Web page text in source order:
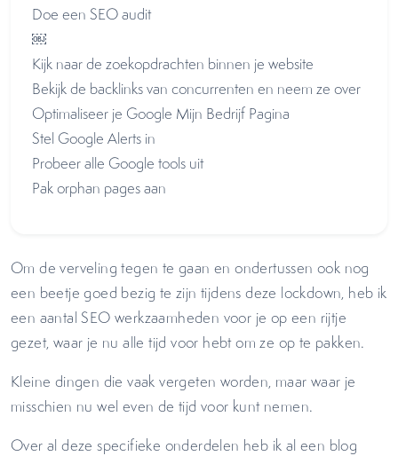
Doe een SEO audit
￼
Kijk naar de zoekopdrachten binnen je website
Bekijk de backlinks van concurrenten en neem ze over
Optimaliseer je Google Mijn Bedrijf Pagina
Stel Google Alerts in
Probeer alle Google tools uit
Pak orphan pages aan
Om de verveling tegen te gaan en ondertussen ook nog
een beetje goed bezig te zijn tijdens deze lockdown, heb ik
een aantal SEO werkzaamheden voor je op een rijtje
gezet, waar je nu alle tijd voor hebt om ze op te pakken.
Kleine dingen die vaak vergeten worden, maar waar je
misschien nu wel even de tijd voor kunt nemen.
Over al deze specifieke onderdelen heb ik al een blog